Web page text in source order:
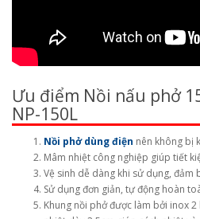
Ưu điểm Nồi nấu phở
NP-150L
Nồi phở dùng điện nên không bị
Mâm nhiệt công nghiệp giúp tiết
Vệ sinh dễ dàng khi sử dụng, đảm
Sử dụng đơn giản, tự động hoàn
Khung nồi phở được làm bởi inox